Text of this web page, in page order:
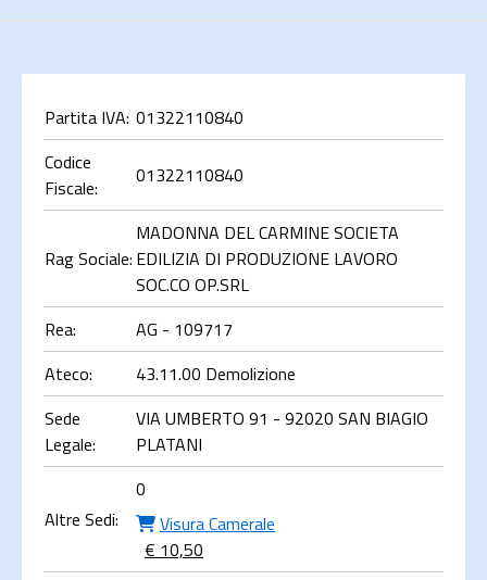
Partita IVA: 01322110840
Codice
Fiscale:
01322110840
Rag Sociale:
MADONNA DEL CARMINE SOCIETA
EDILIZIA DI PRODUZIONE LAVORO
SOC.CO OP.SRL
Rea:
AG - 109717
Ateco:
43.11.00 Demolizione
Sede
Legale:
VIA UMBERTO 91 - 92020 SAN BIAGIO
PLATANI
Altre Sedi:
0
Visura Camerale
€ 10,50